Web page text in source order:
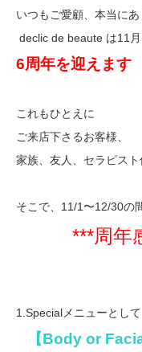
いつもご愛顧、本当に
declic de beaute は11
6周年を迎えます
これもひとえに
ご来店下さるお客様、
家族、友人、セラピス
そこで、 11/1 〜12/30の
***周年
を開催
1.Special メニューとして
【Body or